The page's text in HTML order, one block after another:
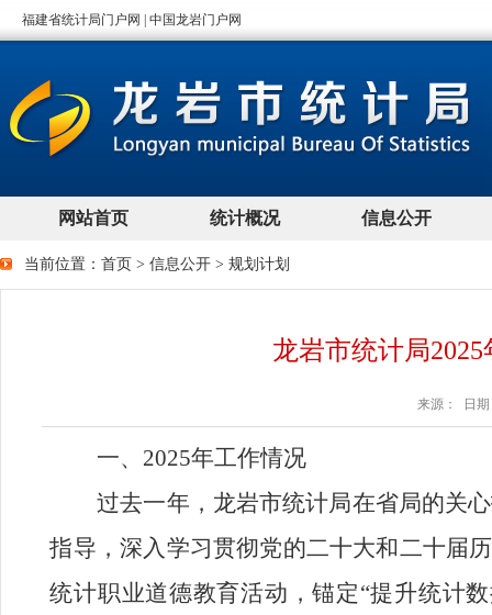
当前位置： 首页 > 信息公开 > 规划计划
龙岩市统计局
来源： 日期
一、 2025年工作情况
过去一年， 龙岩市统计局在省局的关心
指导，深入学习贯彻党的二十大和二十届
统计职业道德教育活动，锚定“提升统计